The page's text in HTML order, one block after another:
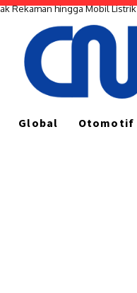
Rekaman hingga Mobil Listrik
Global Otomotif